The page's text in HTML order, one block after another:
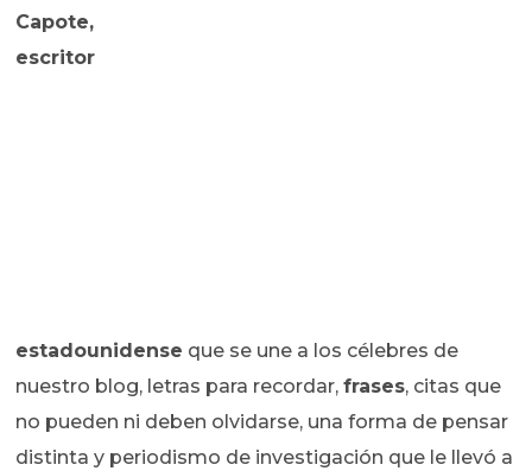
Capote,
escritor
estadounidense que se une a los célebres de
nuestro blog, letras para recordar,frases, citas que
no pueden ni deben olvidarse, una forma de pensar
distinta y periodismo de investigación que le llevó a